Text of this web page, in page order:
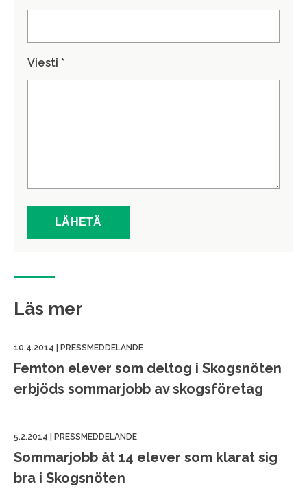
Viesti *
Läs mer
10.4.2014 PRESSMEDDELANDE
Femton elever som deltog i Skogsnöten
erbjöds sommarjobb av skogsföretag
5.2.2014 PRESSMEDDELANDE
Sommarjobb åt 14 elever som klarat sig
bra i Skogsnöten